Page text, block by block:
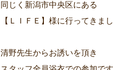
同じく新潟市中央区にある
【ＬＩＦＥ】様に行ってきまし
清野先生からお誘いを頂き